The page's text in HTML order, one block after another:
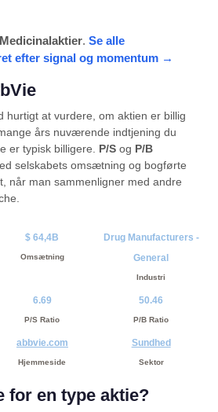
Medicinalaktier. Se alle
efter signal og momentum →
hurtigt at vurdere, om aktien er billig
års nuværende indtjening du
er typisk billigere. P/S og P/B
selskabets omsætning og bogførte
når man sammenligner med andre
$ 64,4B
Omsætning
Drug Manufacturers -
General
Industri
6.69
P/S Ratio
50.46
P/B Ratio
abbvie.com
Hjemmeside
Sundhed
Sektor
for en type aktie?